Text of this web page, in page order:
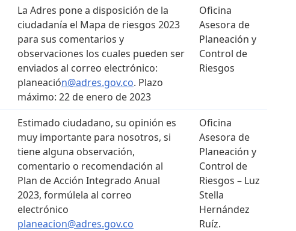
La Adres pone a disposición de la
ciudadanía el Mapa de riesgos 2023
para sus comentarios y
observaciones los cuales pueden ser
enviados al correo electrónico:
planeación@adres.gov.co. Plazo
máximo: 22 de enero de 2023
Oficina
Asesora de
Planeación y
Control de
Riesgos
Estimado ciudadano, su opinión es
muy importante para nosotros, si
tiene alguna observación,
comentario o recomendación al
Plan de Acción Integrado Anual
2023, formúlela al correo
electrónico
planeacion@adres.gov.co
Oficina
Asesora de
Planeación y
Control de
Riesgos – Luz
Stella
Hernández
Ruíz.